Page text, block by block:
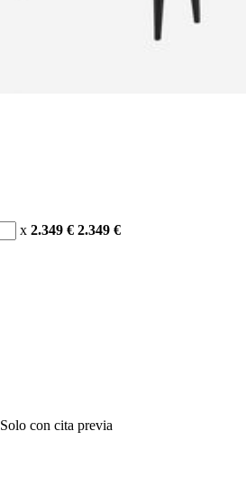
x 2.349 € 2.349 €
Solo con cita previa